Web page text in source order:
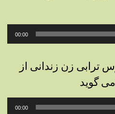
00:00
ترابی زن زندانی از
گوید
00:00